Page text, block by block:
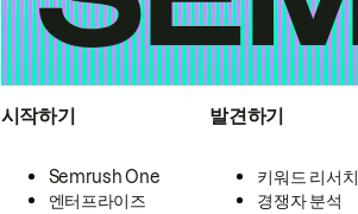
시작하기
Semrush One
엔터프라이즈
발견하기
키워드 리서치
경쟁자 분석